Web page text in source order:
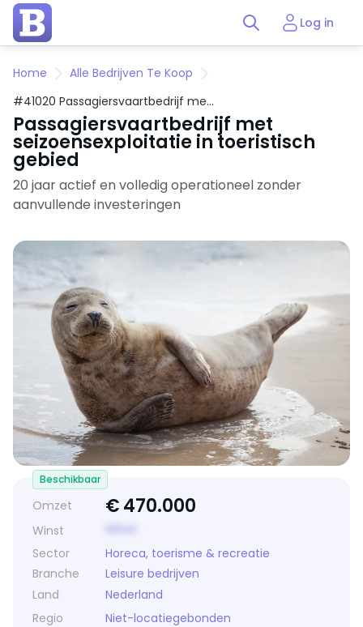
Log in
Home
Alle Bedrijven Te Koop
#41020 Passagiersvaartbedrijf met
seizoensexploitatie in toeristisch
gebied
Passagiersvaartbedrijf met
seizoensexploitatie in toeristisch
gebied
20 jaar actief en volledig operationeel zonder
aanvullende investeringen
Omzet €470.000
Winst
Sector
Horeca, toerisme & recreatie
Branche
Leisure bedrijven
Land
Nederland
Regio
Niet-locatiegebonden
Beschikbaar